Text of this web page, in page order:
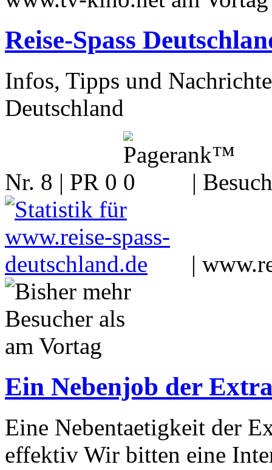
Reise-Spass
Infos, Tipps und
Deutschland
Nr. 8 | PR 0 |
|
Ein Nebenjob der
Eine Nebentaetigkeit der
effektiv Wir bitten eine